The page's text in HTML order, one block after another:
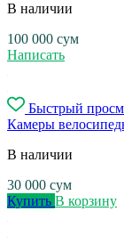
В наличии
100 000 сум
Написать
Быстрый
Камеры
В наличии
30 000 сум
Купить В корзину